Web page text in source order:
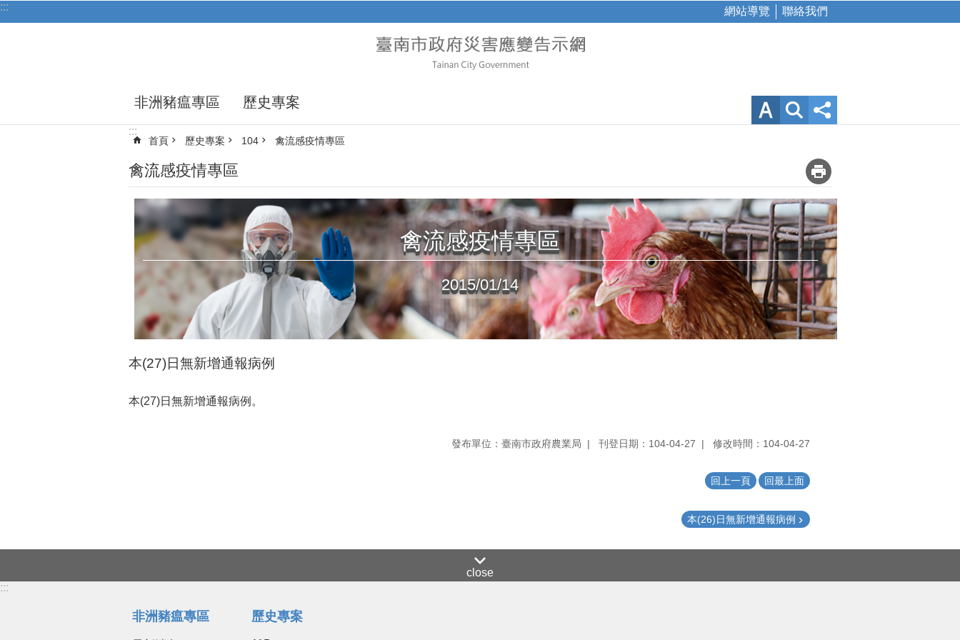
跳到主要內容區塊
::: 網站導覽 聯絡我們
非洲豬瘟專區 歷史專案
:::
首頁 歷史專案 104 禽流感疫情專區
禽流感疫情專區
禽流感疫情專區
2015/01/14
本(27)日無新增通報病例
本(27)日無新增通報病例。
發布單位：臺南市政府農業局 刊登日期：104-04-27 修改時間：104-04-27
回上一頁 回最上面
本(26)日無新增通報病例
close
:::
非洲豬瘟專區 歷史專案